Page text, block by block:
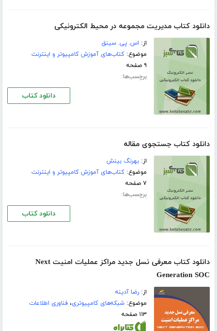
دانلود کتاب مدیریت مجموعه در محیط الکترونیکی
از: اس. پی. سینق
موضوع:کتاب‌های آموزش کامپیوتر و اینترنت
۹ صفحه
برچسب‌ها:
دانلود کتاب
دانلود کتاب جستجوی مقاله
از:بهرنگ بینش
موضوع:کتاب‌های آموزش کامپیوتر و اینترنت
۷ صفحه
برچسب‌ها:
دانلود کتاب
دانلود کتاب معرفی نسل جدید مراکز عملیات امنیت Next
Generation SOC
از:رضا آدینه
موضوع:شبکه‌های کامپیوتری،فناوری اطلاعات
۱۱۳ صفحه